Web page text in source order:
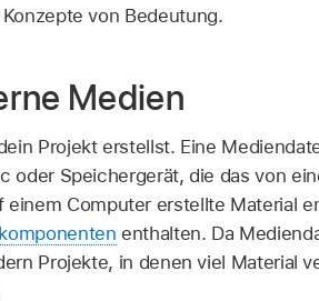
von Bedeutung.
Medien
Projekt erstellst. Eine
oder Speichergerät, die das von
Computer erstellte Material
komponenten enthalten. Da
Projekte, in denen viel Material